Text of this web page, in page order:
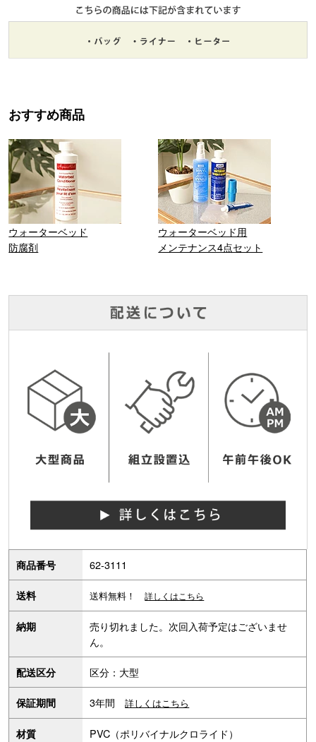
おすすめ商品
ウォーターベッド
防腐剤
ウォーターベッド用
メンテナンス4点セット
商品番号 62-3111
送料 送料無料！ 詳しくはこちら
納期
売り切れました。次回入荷予定はございませ
ん。
配送区分 区分：大型
保証期間 3年間詳しくはこちら
材質 PVC（ポリバイナルクロライド）